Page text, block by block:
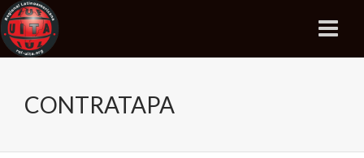
CONTRATAPA